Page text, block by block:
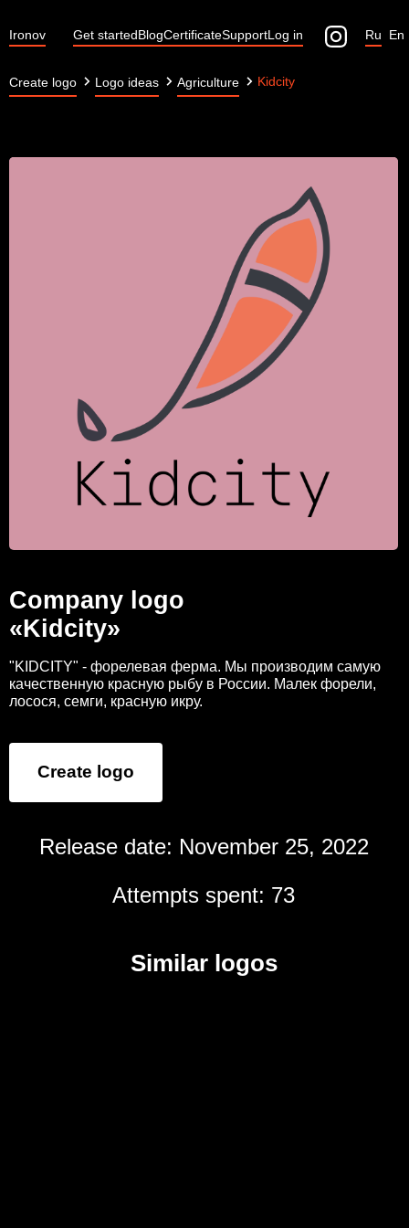
Ironov Get startedBlogCertificateSupportLog in En
Ru
Create logo Logo ideas Agriculture Kidcity
Company logo
«Kidcity»
"KIDCITY" - форелевая ферма. Мы производим самую
качественную красную рыбу в России. Малек форели,
лосося, семги, красную икру.
Create logo
Release date: November 25, 2022
Attempts spent: 73
Similar logos